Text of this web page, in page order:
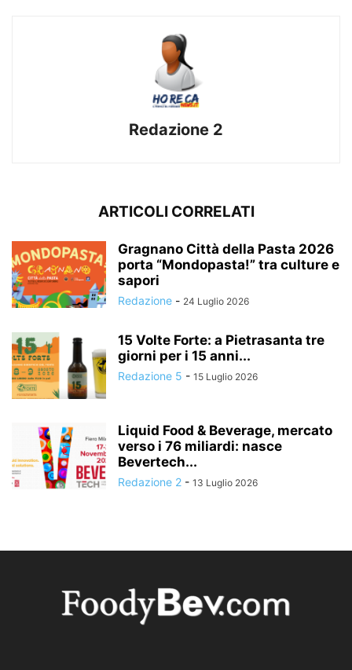
Redazione 2
ARTICOLI CORRELATI
Gragnano Città della Pasta 2026
porta “Mondopasta!” tra culture e
sapori
Redazione - 24 Luglio 2026
15 Volte Forte: a Pietrasanta tre
giorni per i 15 anni...
Redazione 5 - 15 Luglio 2026
Liquid Food & Beverage, mercato
verso i 76 miliardi: nasce
Bevertech...
Redazione 2 - 13 Luglio 2026